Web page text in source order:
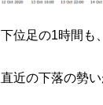
下位足の1時間も
直近の下落の勢